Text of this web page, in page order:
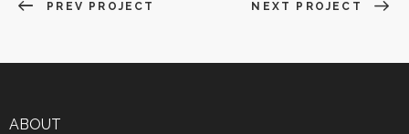
PREV PROJECT NEXT PROJECT
ABOUT